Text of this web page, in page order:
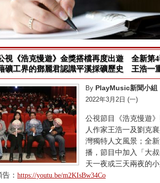
視《浩克慢遊》金獎搭檔再度出遊 全新第
礦工界的鄧麗君認識平溪採礦歷史 王浩一
By PlayMusic新聞小組
2022年3月2日 (一)
公視節目《浩克慢遊
人作家王浩一及劉克
灣獨特人文風景；全
播，節目中加入「大
天一夜或三天兩夜的
： https://youtu.be/m2KIsBw34Co